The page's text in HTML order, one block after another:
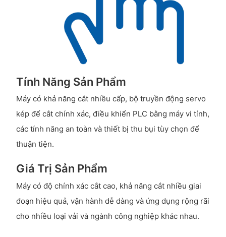
Tính Năng Sản Phẩm
Máy có khả năng cắt nhiều cấp, bộ truyền động servo
kép để cắt chính xác, điều khiển PLC bằng máy vi tính,
các tính năng an toàn và thiết bị thu bụi tùy chọn để
thuận tiện.
Giá Trị Sản Phẩm
Máy có độ chính xác cắt cao, khả năng cắt nhiều giai
đoạn hiệu quả, vận hành dễ dàng và ứng dụng rộng rãi
cho nhiều loại vải và ngành công nghiệp khác nhau.